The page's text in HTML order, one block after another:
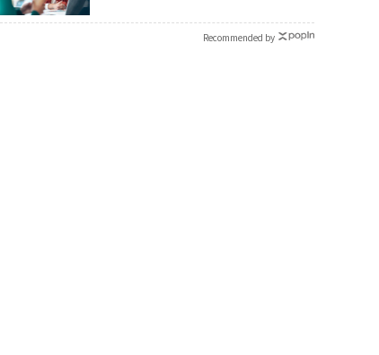
Recommended by